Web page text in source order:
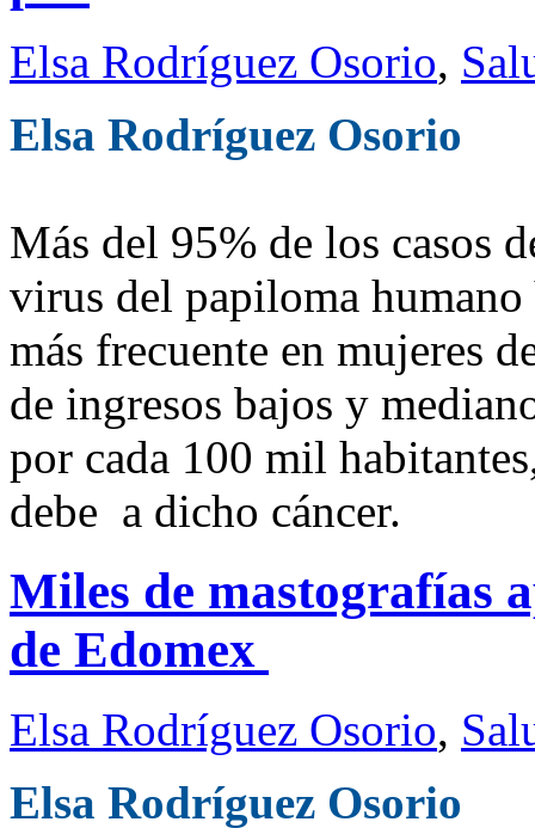
Elsa Rodríguez Osorio,
Elsa Rodríguez Osorio
Más del 95% de los casos
virus del papiloma
más frecuente en mujeres
de ingresos bajos y
por cada 100 mil
debe a dicho cáncer.
Miles de mastografías
de Edomex
Elsa Rodríguez Osorio,
Elsa Rodríguez Osorio